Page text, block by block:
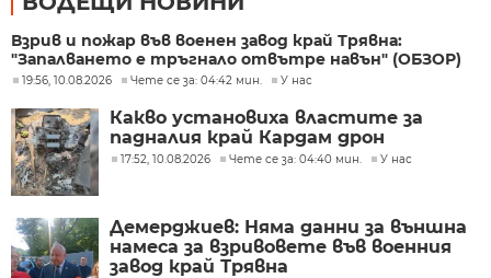
Взрив и пожар във военен завод край Трявна:
"Запалването е тръгнало отвътре навън" (ОБЗОР)
19:56, 10.08.2026 Чете се за: 04:42 мин. У нас
Какво установиха властите за
падналия край Кардам дрон
17:52, 10.08.2026 Чете се за: 04:40 мин. У нас
Демерджиев: Няма данни за външна
намеса за взривовете във военния
завод край Трявна